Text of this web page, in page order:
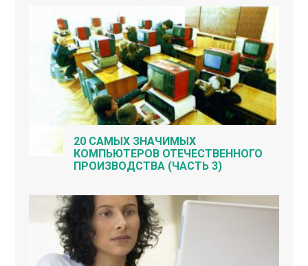
20 САМЫХ ЗНАЧИМЫХ
КОМПЬЮТЕРОВ ОТЕЧЕСТВЕННОГО
ПРОИЗВОДСТВА (ЧАСТЬ 3)